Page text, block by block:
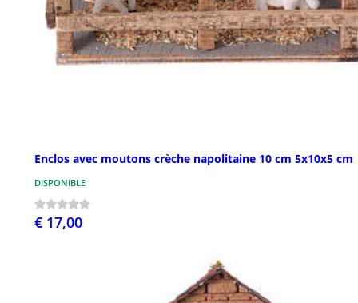
Enclos avec moutons crèche napolitaine 10 cm 5x10x5 cm
DISPONIBLE
€ 17,00